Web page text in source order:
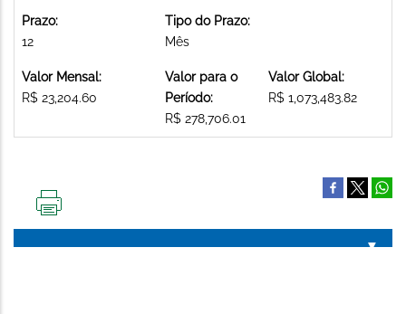
Prazo:
12
Tipo do Prazo:
Mês
Valor Mensal:
R$ 23,204.60
Valor para o
Período:
R$ 278,706.01
Valor Global:
R$ 1,073,483.82
PÁGINA